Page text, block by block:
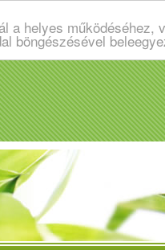
a helyes
böngészésével